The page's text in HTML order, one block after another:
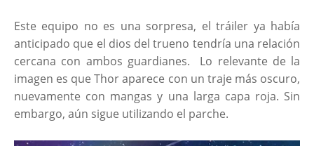
Este equipo no es una sorpresa, el tráiler ya había
anticipado que el dios del trueno tendría una relación
cercana con ambos guardianes. Lo relevante de la
imagen es que Thor aparece con un traje más oscuro,
nuevamente con mangas y una larga capa roja. Sin
embargo, aún sigue utilizando el parche.